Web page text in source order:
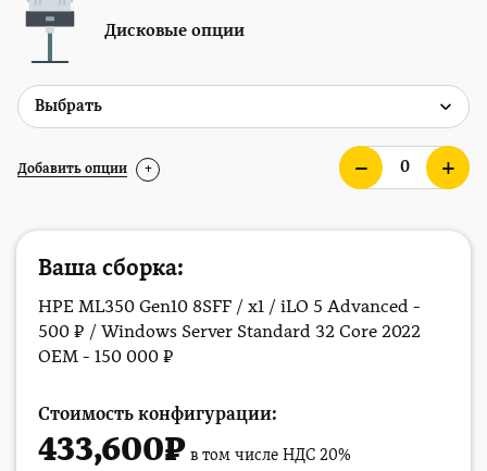
Дисковые опции
Добавить опции +
Ваша сборка:
HPE ML350 Gen10 8SFF / x1 / iLO 5 Advanced -
500 ₽ / Windows Server Standard 32 Core 2022
OEM - 150 000 ₽
Стоимость конфигурации:
433,600₽ в том числе НДС 20%